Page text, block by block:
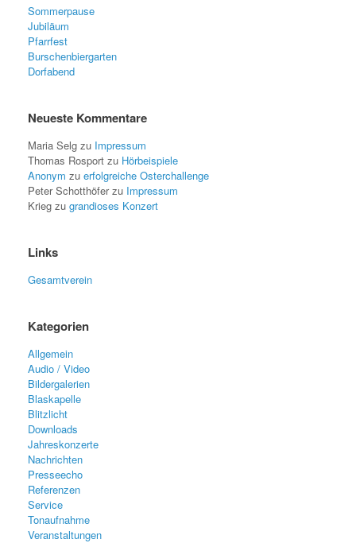
Sommerpause
Jubiläum
Pfarrfest
Burschenbiergarten
Dorfabend
Neueste Kommentare
Maria Selg zu Impressum
Thomas Rosport zu Hörbeispiele
Anonym zu erfolgreiche Osterchallenge
Peter Schotthöferzu Impressum
Krieg zu grandioses Konzert
Links
Gesamtverein
Kategorien
Allgemein
Audio / Video
Bildergalerien
Blaskapelle
Blitzlicht
Downloads
Jahreskonzerte
Nachrichten
Presseecho
Referenzen
Service
Tonaufnahme
Veranstaltungen